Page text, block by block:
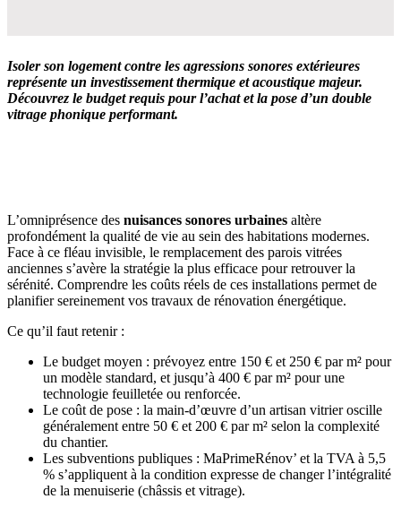
Isoler son logement contre les agressions sonores extérieures
représente un investissement thermique et acoustique majeur.
Découvrez le budget requis pour l’achat et la pose d’un double
vitrage phonique performant.
L’omniprésence des nuisances sonores urbaines altère
profondément la qualité de vie au sein des habitations modernes.
Face à ce fléau invisible, le remplacement des parois vitrées
anciennes s’avère la stratégie la plus efficace pour retrouver la
sérénité. Comprendre les coûts réels de ces installations permet de
planifier sereinement vos travaux de rénovation énergétique.
Ce qu’il faut retenir :
Le budget moyen : prévoyez entre 150 € et 250 € par m² pour
un modèle standard, et jusqu’à 400 € par m² pour une
technologie feuilletée ou renforcée.
Le coût de pose : la main-d’œuvre d’un artisan vitrier oscille
généralement entre 50 € et 200 € par m² selon la complexité
du chantier.
Les subventions publiques : MaPrimeRénov’ et la TVA à 5,5
% s’appliquent à la condition expresse de changer l’intégralité
de la menuiserie (châssis et vitrage).